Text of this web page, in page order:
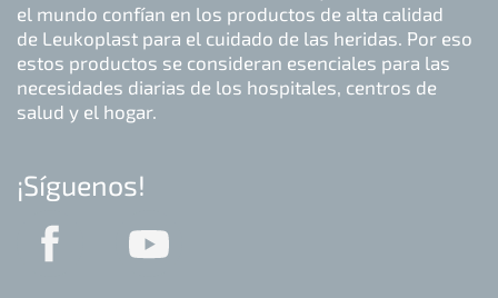
el mundo confían en los productos de alta calidad
de Leukoplast para el cuidado de las heridas. Por eso
estos productos se consideran esenciales para las
necesidades diarias de los hospitales, centros de
salud y el hogar.
¡Síguenos!